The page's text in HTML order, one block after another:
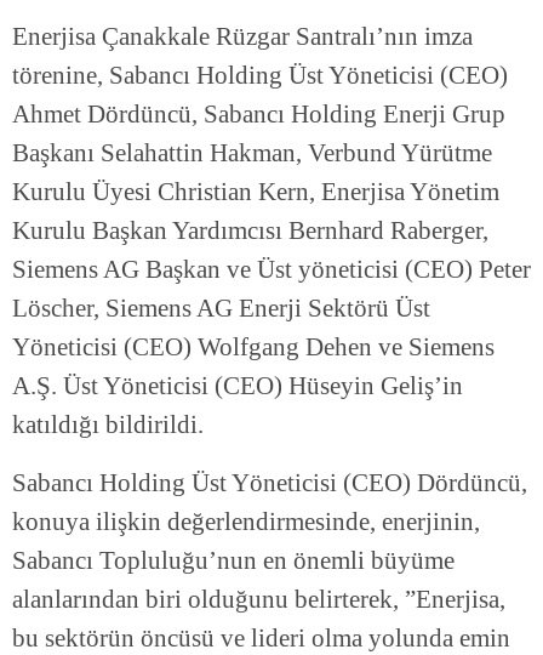
Enerjisa Çanakkale Rüzgar Santralı’nın imza
törenine, Sabancı Holding Üst Yöneticisi (CEO)
Ahmet Dördüncü, Sabancı Holding Enerji Grup
Başkanı Selahattin Hakman, Verbund Yürütme
Kurulu Üyesi Christian Kern, Enerjisa Yönetim
Kurulu Başkan Yardımcısı Bernhard Raberger,
Siemens AG Başkan ve Üst yöneticisi (CEO) Peter
Löscher, Siemens AG Enerji Sektörü Üst
Yöneticisi (CEO) Wolfgang Dehen ve Siemens
A.Ş. Üst Yöneticisi (CEO) Hüseyin Geliş’in
katıldığı bildirildi.
Sabancı Holding Üst Yöneticisi (CEO) Dördüncü,
konuya ilişkin değerlendirmesinde, enerjinin,
Sabancı Topluluğu’nun en önemli büyüme
alanlarından biri olduğunu belirterek, ”Enerjisa,
bu sektörün öncüsü ve lideri olma yolunda emin